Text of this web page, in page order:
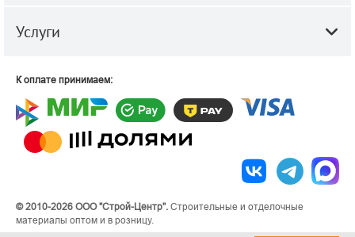
Услуги
К оплате принимаем:
© 2010-2026 ООО "Строй-Центр". Строительные и отделочные
материалы оптом и в розницу.